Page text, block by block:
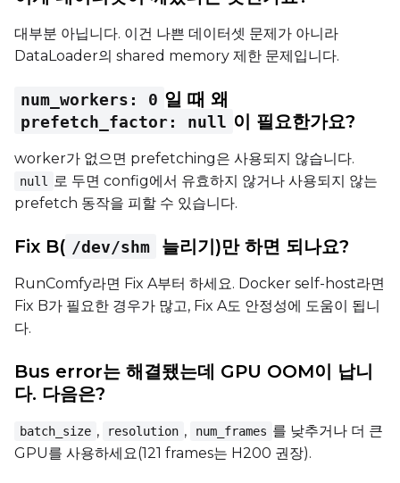
대부분 아닙니다. 이건 나쁜 데이터셋 문제가 아니라
DataLoader의 shared memory 제한 문제입니다.
num_workers: 0 일 때 왜
prefetch_factor: null 이 필요한가요?
worker가 없으면 prefetching은 사용되지 않습니다.
null
로 두면 config에서 유효하지 않거나 사용되지 않는
prefetch 동작을 피할 수 있습니다.
Fix B( /dev/shm 늘리기)만 하면 되나요?
RunComfy라면 Fix A부터 하세요. Docker self-host라면
Fix B가 필요한 경우가 많고, Fix A도 안정성에 도움이 됩니
다.
Bus error는 해결됐는데 GPU OOM이 납니
다. 다음은?
batch_size , resolution , num_frames 를 낮추거나 더 큰
GPU를 사용하세요(121 frames는 H200 권장).